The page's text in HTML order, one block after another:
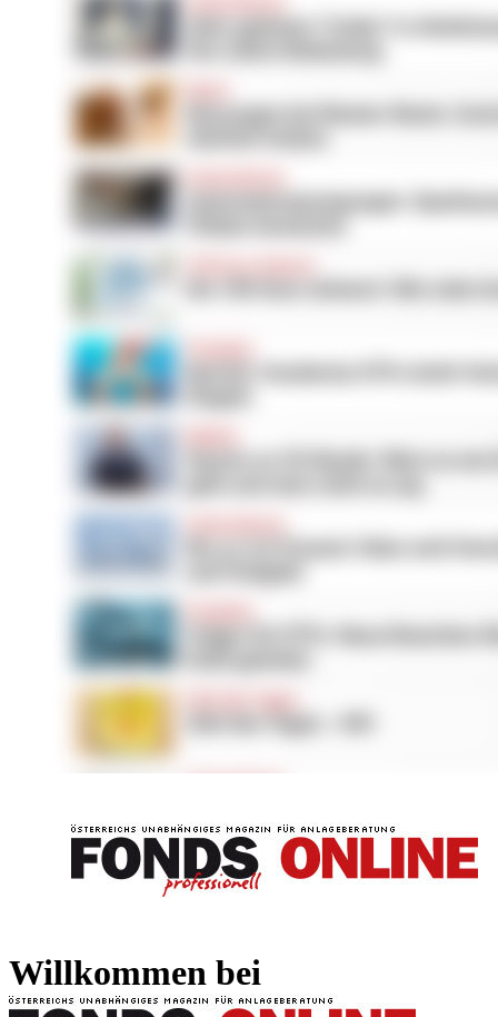
Willkommen bei